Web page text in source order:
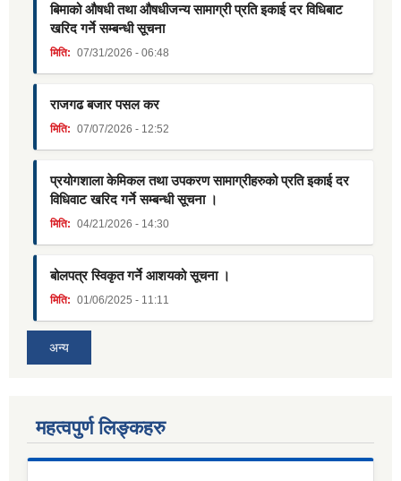
बिमाको औषधी तथा औषधीजन्य सामाग्री प्रति इकाई दर विधिबाट
खरिद गर्ने सम्बन्धी सूचना
मिति: 07/31/2026 - 06:48
राजगढ बजार पसल कर
मिति: 07/07/2026 - 12:52
प्रयोगशाला केमिकल तथा उपकरण सामाग्रीहरुको प्रति इकाई दर
विधिवाट खरिद गर्ने सम्बन्धी सूचना ।
मिति: 04/21/2026 - 14:30
बोलपत्र स्विकृत गर्ने आशयको सूचना ।
मिति: 01/06/2025 - 11:11
अन्य
महत्वपुर्ण लिङ्कहरु